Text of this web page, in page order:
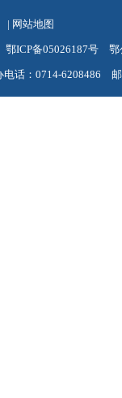
| 网站地图
鄂ICP备05026187号 鄂
话：0714-6208486